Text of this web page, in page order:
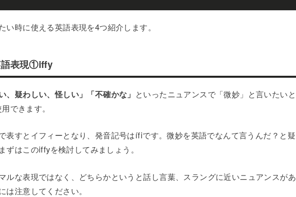
い時に使える英語表現を4つ紹介します。
語表現①iffy
、疑わしい、怪しい」「不確かな」 といったニュアンスで「微妙」と言いたいと
できます。
表すとイフィーとなり、発音記号はífiです。微妙を英語でなんて言うんだ？と疑
ずはこのiffyを検討してみましょう。
ルな表現ではなく、どちらかというと話し言葉、スラングに近いニュアンスがあ
は注意してください。